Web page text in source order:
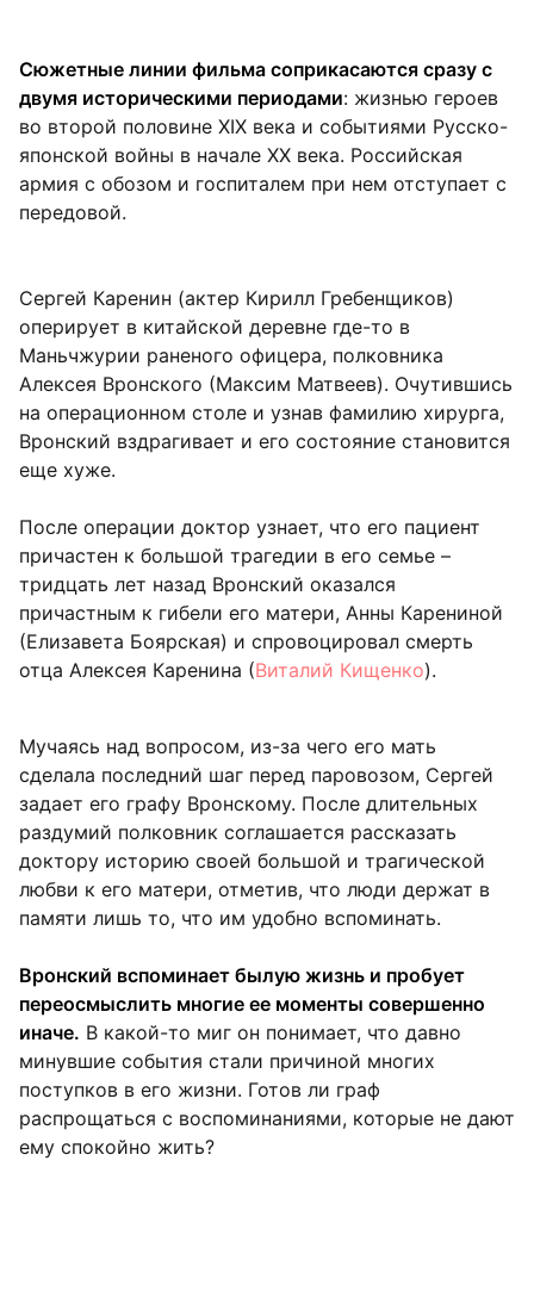
Сюжетные линии фильма соприкасаются сразу с
двумя историческими периодами: жизнью героев
во второй половине XIX века и событиями Русско-
японской войны в начале ХХ века. Российская
армия с обозом и госпиталем при нем отступает с
передовой.
Сергей Каренин (актер Кирилл Гребенщиков)
оперирует в китайской деревне где-то в
Маньчжурии раненого офицера, полковника
Алексея Вронского (Максим Матвеев). Очутившись
на операционном столе и узнав фамилию хирурга,
Вронский вздрагивает и его состояние становится
еще хуже.
После операции доктор узнает, что его пациент
причастен к большой трагедии в его семье –
тридцать лет назад Вронский оказался
причастным к гибели его матери, Анны Карениной
(Елизавета Боярская) и спровоцировал смерть
отца Алексея Каренина (Виталий Кищенко).
Мучаясь над вопросом, из-за чего его мать
сделала последний шаг перед паровозом, Сергей
задает его графу Вронскому. После длительных
раздумий полковник соглашается рассказать
доктору историю своей большой и трагической
любви к его матери, отметив, что люди держат в
памяти лишь то, что им удобно вспоминать.
Вронский вспоминает былую жизнь и пробует
переосмыслить многие ее моменты совершенно
иначе. В какой-то миг он понимает, что давно
минувшие события стали причиной многих
поступков в его жизни. Готов ли граф
распрощаться с воспоминаниями, которые не дают
ему спокойно жить?